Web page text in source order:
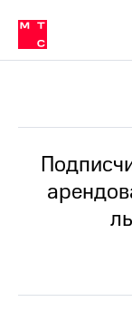
Медиа-центр
и акционерам
Устойчивое
Комплаенс и деловая
Карьера
История
в МТС
Пресс-
релизы
о